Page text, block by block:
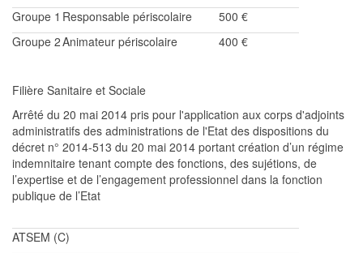
Groupe 1 Responsable périscolaire
500 €
Groupe 2Animateur périscolaire 400 €
Filière Sanitaire et Sociale
Arrêté du 20 mai 2014 pris pour l'application aux corps d'adjoints
administratifs des administrations de l'Etat des dispositions du
décret n° 2014-513 du 20 mai 2014 portant création d’un régime
indemnitaire tenant compte des fonctions, des sujétions, de
l’expertise et de l’engagement professionnel dans la fonction
publique de l’Etat
ATSEM (C)